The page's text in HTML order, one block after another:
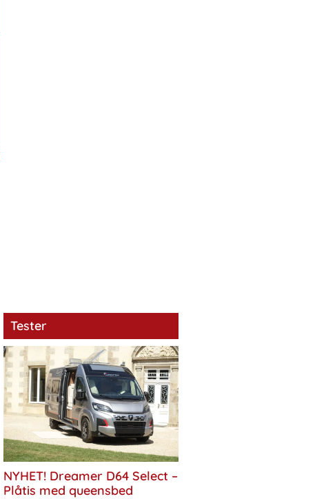
Tester
NYHET! Dreamer D64 Select –
Plåtis med queensbed